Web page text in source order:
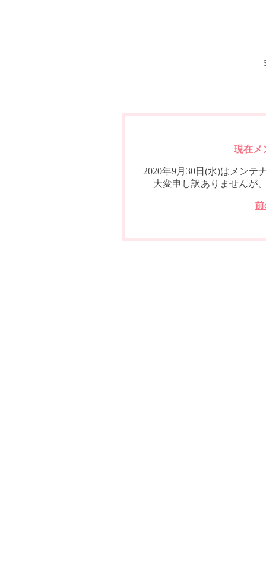
現在メ
2020年9月30日(水)はメンテ
大変申し訳ありませんが
前